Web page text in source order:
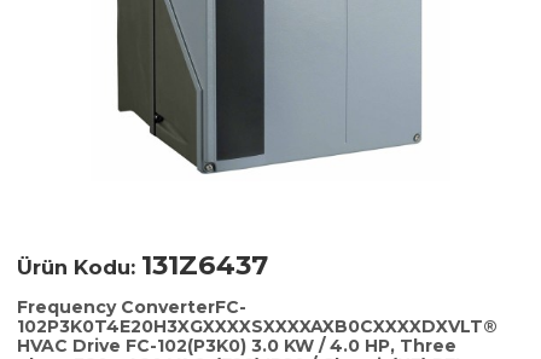
Ürün Kodu: 131Z6437
Frequency ConverterFC-
102P3K0T4E20H3XGXXXXSXXXXAXB0CXXXXDXVLT®
HVAC Drive FC-102(P3K0) 3.0 KW / 4.0 HP, Three